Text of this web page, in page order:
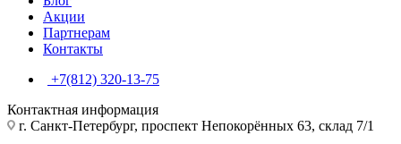
Акции
Партнерам
Контакты
+7(812) 320-13-75
Контактная информация
г. Санкт-Петербург, проспект Непокорённых 63, склад 7/1